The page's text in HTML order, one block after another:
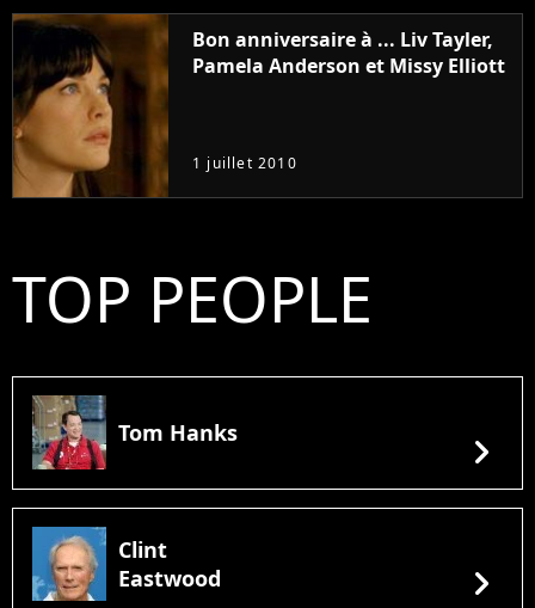
Bon anniversaire à ... Liv Tayler,
Pamela Anderson et Missy Elliott
1 juillet 2010
TOP PEOPLE
Tom Hanks chevron_right
Clint
Eastwood
chevron_right